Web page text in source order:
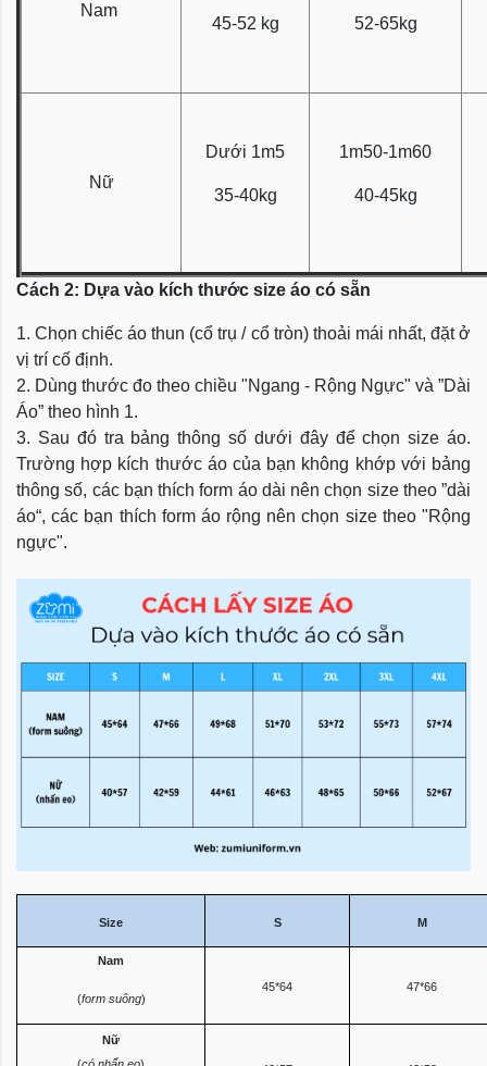
Nam
45-52 kg 52-65kg
Nữ
Dưới 1m5
35-40kg
1m50-1m60
40-45kg
Cách 2: Dựa vào kích thước size áo có sẵn
1. Chọn chiếc áo thun (cổ trụ / cổ tròn) thoải mái nhất, đặt ở
vị trí cố định.
2. Dùng thước đo theo chiều "Ngang - Rộng Ngực" và ”Dài
Áo” theo hình 1.
3. Sau đó tra bảng thông số dưới đây để chọn size áo.
Trường hợp kích thước áo của bạn không khớp với bảng
thông số, các bạn thích form áo dài nên chọn size theo ”dài
áo“, các bạn thích form áo rộng nên chọn size theo "Rộng
ngực".
Size S M
Nam
45*64
47*66
(form suông)
Nữ